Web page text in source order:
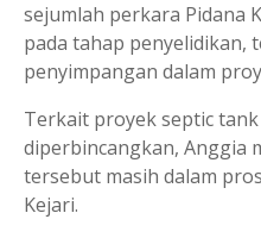
sejumlah perkara Pidana
pada tahap penyelidikan,
penyimpangan dalam
Terkait proyek septic
diperbincangkan, Anggia
tersebut masih dalam
Kejari.